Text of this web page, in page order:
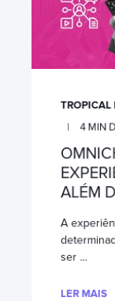
TROPICAL
4MIN
ALÉM
A
ser ...
LER MAIS